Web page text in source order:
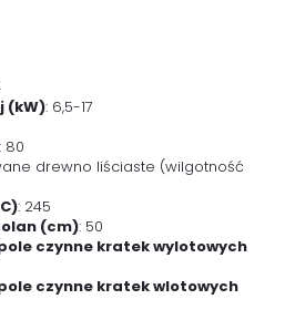
(kW): 6,5-17
: 80
drewno liściaste (wilgotność
: 245
(cm): 50
czynne kratek wylotowych
czynne kratek wlotowych